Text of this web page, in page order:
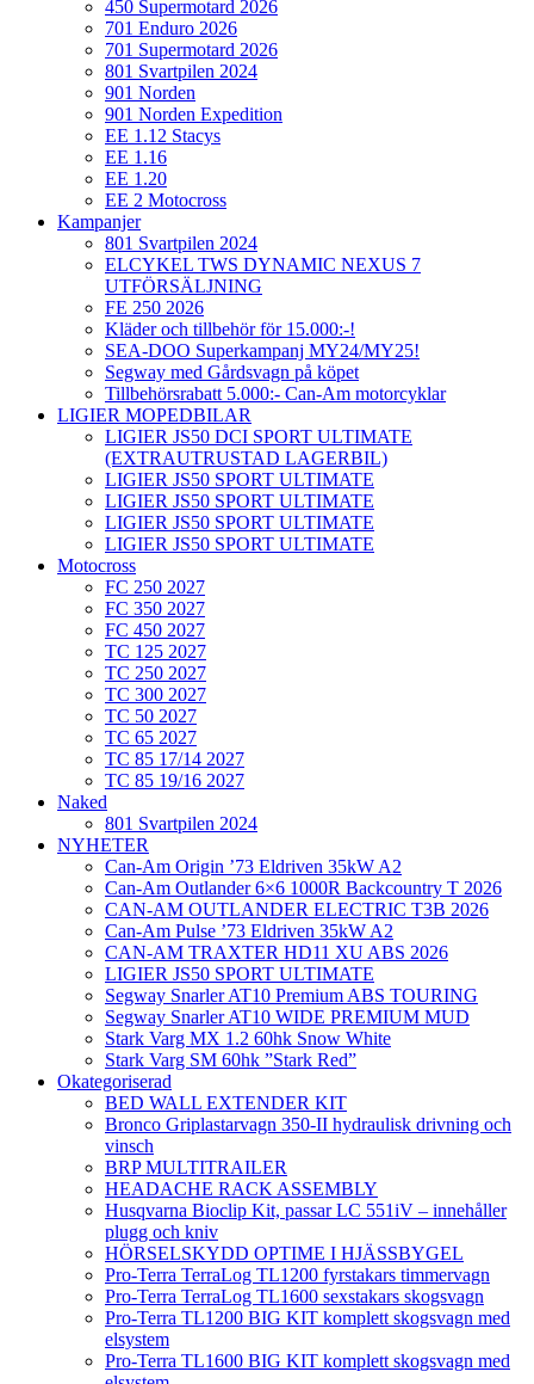
450 Supermotard 2026
701 Enduro 2026
701 Supermotard 2026
801 Svartpilen 2024
901 Norden
901 Norden Expedition
EE 1.12 Stacys
EE 1.16
EE 1.20
EE 2 Motocross
Kampanjer
801 Svartpilen 2024
ELCYKEL TWS DYNAMIC NEXUS 7
UTFÖRSÄLJNING
FE 250 2026
Kläder och tillbehör för 15.000:-!
SEA-DOO Superkampanj MY24/MY25!
Segway med Gårdsvagn på köpet
Tillbehörsrabatt 5.000:- Can-Am motorcyklar
LIGIER MOPEDBILAR
LIGIER JS50 DCI SPORT ULTIMATE
(EXTRAUTRUSTAD LAGERBIL)
LIGIER JS50 SPORT ULTIMATE
LIGIER JS50 SPORT ULTIMATE
LIGIER JS50 SPORT ULTIMATE
LIGIER JS50 SPORT ULTIMATE
Motocross
FC 250 2027
FC 350 2027
FC 450 2027
TC 125 2027
TC 250 2027
TC 300 2027
TC 50 2027
TC 65 2027
TC 85 17/14 2027
TC 85 19/16 2027
Naked
801 Svartpilen 2024
NYHETER
Can-Am Origin ’73 Eldriven 35kW A2
Can-Am Outlander 6×6 1000R Backcountry T 2026
CAN-AM OUTLANDER ELECTRIC T3B 2026
Can-Am Pulse ’73 Eldriven 35kW A2
CAN-AM TRAXTER HD11 XU ABS 2026
LIGIER JS50 SPORT ULTIMATE
Segway Snarler AT10 Premium ABS TOURING
Segway Snarler AT10 WIDE PREMIUM MUD
Stark Varg MX 1.2 60hk Snow White
Stark Varg SM 60hk ”Stark Red”
Okategoriserad
BED WALL EXTENDER KIT
Bronco Griplastarvagn 350-II hydraulisk drivning och
vinsch
BRP MULTITRAILER
HEADACHE RACK ASSEMBLY
Husqvarna Bioclip Kit, passar LC 551iV – innehåller
plugg och kniv
HÖRSELSKYDD OPTIME I HJÄSSBYGEL
Pro-Terra TerraLog TL1200 fyrstakars timmervagn
Pro-Terra TerraLog TL1600 sexstakars skogsvagn
Pro-Terra TL1200 BIG KIT komplett skogsvagn med
elsystem
Pro-Terra TL1600 BIG KIT komplett skogsvagn med